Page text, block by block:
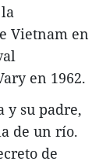
Vietnam en
en 1962.
y su padre,
de un río.
de